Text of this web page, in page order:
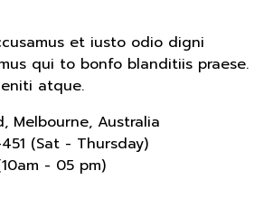
et iusto odio digni
qui to bonfo blanditiis praese.
atque.
Melbourne, Australia
(Sat - Thursday)
- 05 pm)